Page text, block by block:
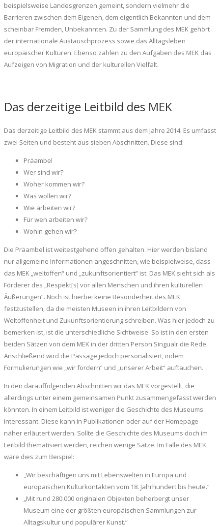
beispielsweise Landesgrenzen gemeint, sondern vielmehr die
Barrieren zwischen dem Eigenen, dem eigentlich Bekannten und dem
scheinbar Fremden, Unbekannten. Zu der Sammlung des MEK gehört
der internationale Austauschprozess sowie das Alltagsleben
europäischer Kulturen. Ebenso zählen zu den Aufgaben des MEK das
Aufzeigen von Migration und der kulturellen Vielfalt.
Das derzeitige Leitbild des MEK
Das derzeitige Leitbild des MEK stammt aus dem Jahre 2014. Es umfasst
zwei Seiten und besteht aus sieben Abschnitten. Diese sind:
Präambel
Wer sind wir?
Woher kommen wir?
Was wollen wir?
Wie arbeiten wir?
Für wen arbeiten wir?
Wohin gehen wir?
Die Präambel ist weitestgehend offen gehalten. Hier werden bisland
nur allgemeine Informationen angeschnitten, wie beispielweise, dass
das MEK „weltoffen“ und „zukunftsorientiert“ ist. Das MEK sieht sich als
Förderer des „Respekt[s] vor allen Menschen und ihren kulturellen
Äußerungen“. Noch ist hierbei keine Besonderheit des MEK
festzustellen, da die meisten Museen in ihren Leitbildern von
Weltoffenheit und Zukunftsorientierung schreiben. Was hier jedoch zu
bemerken ist, ist die unterschiedliche Sichtweise: So ist in den ersten
beiden Sätzen von dem MEK in der dritten Person Singualr die Rede.
Anschließend wird die Passage jedoch personalisiert, indem
Formulierungen wie „wir fördern“ und „unserer Arbeit“ auftauchen.
In den darauffolgenden Abschnitten wir das MEK vorgestellt, die
allerdings unter einem gemeinsamen Punkt zusammengefasst werden
könnten. In einem Leitbild ist weniger die Geschichte des Museums
interessant. Diese kann in Publikationen oder auf der Homepage
näher erläutert werden. Sollte die Geschichte des Museums doch im
Leitbild thematisiert werden, reichen wenige Sätze. Im Falle des MEK
wäre dies zum Beispiel:
„Wir beschäftigen uns mit Lebenswelten in Europa und
europäischen Kulturkontakten vom 18. Jahrhundert bis heute.“
„Mit rund 280.000 originalen Objekten beherbergt unser
Museum eine der größten europäischen Sammlungen zur
Alltagskultur und populärer Kunst.“